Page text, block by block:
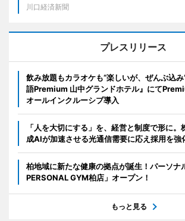
川口経済新聞
プレスリリース
飲み放題もカラオケも“楽しいが、ぜんぶ込
語Premium 山中グランドホテル』にて
オールインクルーシブ導入
「人を大切にする」を、経営と制度で形に。
成AIが加速させる光通信需要に応え採用を強
柏地域に新たな健康の拠点が誕生！パーソナ
PERSONAL GYM柏店」オープン！
もっと見る